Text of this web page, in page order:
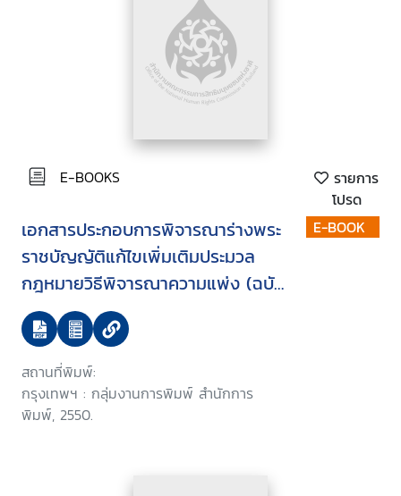
E-BOOKS
รายการ
โปรด
เอกสารประกอบการพิจารณาร่างพระ
ราชบัญญัติแก้ไขเพิ่มเติมประมวล
กฎหมายวิธีพิจารณาความแพ่ง (ฉบับ
ที่ ..) พ.ศ. ... บรรจุระเบียบวาระการ
ประชุมสภานิติบัญญัติแห่งชาติ ใน
คราวประชุมสภานิติบัญญัติแห่งชาติ
ครั้งที่ 5/2550 วันพุธที่ 24 มกราคม
2550
สถานที่พิมพ์:
กรุงเทพฯ : กลุ่มงานการพิมพ์ สำนักการ
พิมพ์, 2550.
E-BOOK